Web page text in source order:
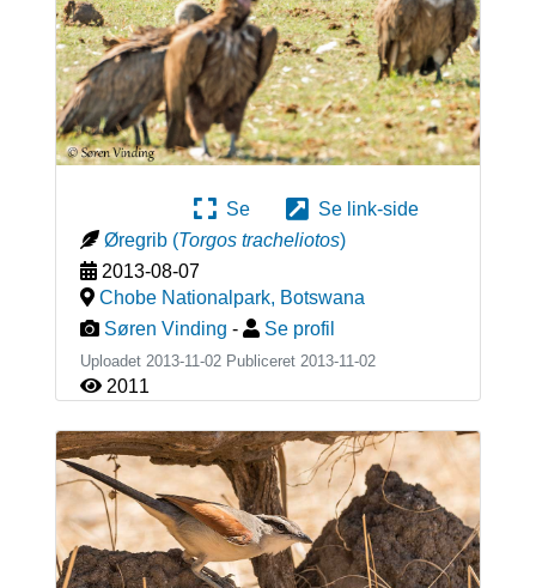
Se
Se link-side
Øregrib (Torgos tracheliotos)
2013-08-07
Chobe Nationalpark, Botswana
Søren Vinding - Se profil
Uploadet 2013-11-02 Publiceret 2013-11-02
2011